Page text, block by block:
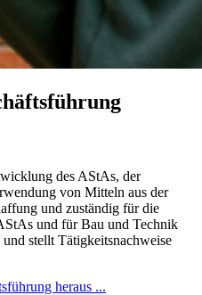
des AStAs, der
von Mitteln aus der
und zuständig für die
und für Bau und Technik
stellt Tätigkeitsnachweise
heraus ...